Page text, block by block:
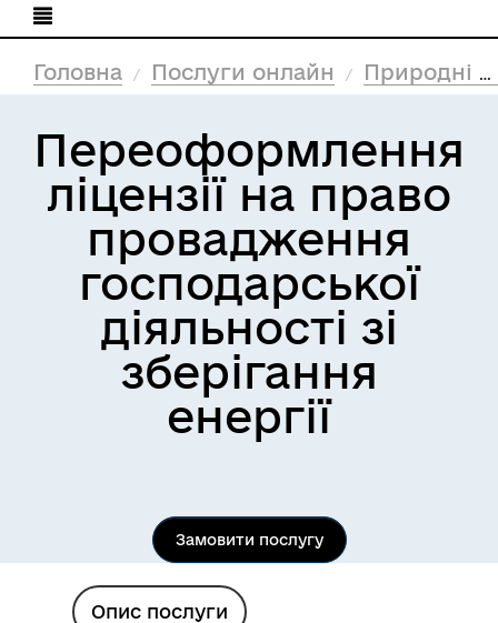
Головна Послуги онлайн Природні ресурси та екологія
Переоформлення
ліцензії на право
провадження
господарської
діяльності зі
зберігання
енергії
Замовити послугу
Опис послуги